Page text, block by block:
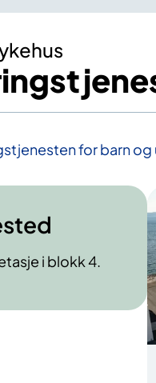
for barn og
i blokk 4.